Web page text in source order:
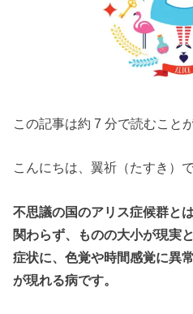
この記事は約 7 分で読むこと
こんにちは、翼祈（たすき）で
不思議の国のアリス症候群と
関わらず、ものの大小が現実
症状に、色覚や時間感覚に異
が現れる病です。